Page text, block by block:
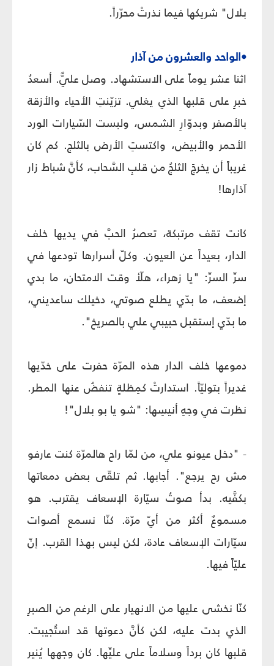
بلال" شريكها فيما نذرتْ محرّراً.
•الواحد والعشرون من آذار
اثنا عشر يوماً على الاستشهاد. وصل عليٌّ. أسعدُ
خبرٍ على قلبها الذي يغلي. تزيّنتِ الأحياء والأزقة
بالأصفر وبدوّارِ الشمس، ولبست السّيارات الورد
الأحمر والأبيض، واكتستِ الأرض بالثلج. كم كان
غريباً أن يخرجَ الثلجُ من قلبِ السَّحاب، كأنَّ شباط زار
آذارها!
كانت تقف مرتبكة، تعصرُ الحبَّ في يديها خلف
الدار، بعيداً عن العيون. وكلّ أسرارها تودعها في
سرِّ السرِّ: "يا زهراء، هلّأ وقت الامتحان، ما بدي
إضعف، ما بدّي يطلع صوتي، دخيلك ساعديني،
ما بدّي إستقبل حبيبي علي بالصريخ".
دموعها خلف الدار هذه المرّة حفرت على خدّيها
غديراً بتوليّاً. استدارتْ كمِظلةٍ تنفضُ عنها المطر.
نظرت في وجهِ أنيسِها: "شو يا بو بلال"!
- "دخل عيونو علي، من لمّا راح هالمرّة كنت عارفو
مش رح يرجع". أجابها. ثم تلقّى بعض دمعاتها
بكفَّيه. بدأ صوتُ سيّارة الإسعاف يقترب. هو
مسموعٌ أكثر من أيّ مرّة. كنّا نسمع أصوات
سيّارات الإسعاف عادة، لكن ليس بهذا القرب. إنّ
عليّاً فيها.
كنّا نخشى عليها من الانهيار على الرغم من الصبرِ
الذي بدت عليه، لكن كأنَّ دعوتها قد استُجيبت.
قلبها كان برداً وسلاماً على عليِّها. كان وجهها يُنير